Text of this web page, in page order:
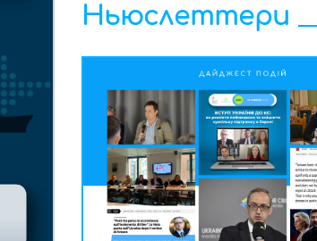
Ньюслеттери